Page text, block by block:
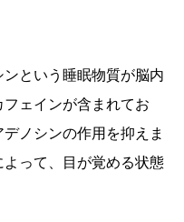
という睡眠物質が脳内
ェインが含まれてお
ノシンの作用を抑えま
って、目が覚める状態